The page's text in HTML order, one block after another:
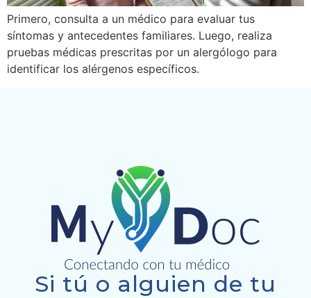
Primero, consulta a un médico para evaluar tus
síntomas y antecedentes familiares. Luego, realiza
pruebas médicas prescritas por un alergólogo para
identificar los alérgenos específicos.
Si tú o alguien de tu